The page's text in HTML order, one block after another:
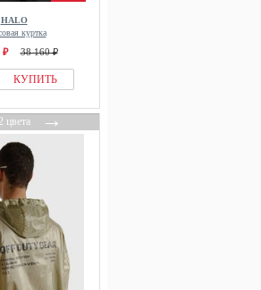
HALO
куртка
₽ 38 160 ₽
КУПИТЬ
2 цвета→